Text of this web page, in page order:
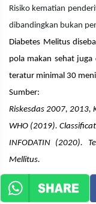
Risiko kematian
dibandingkan bukan
Diabetes Melitus
pola makan sehat
teratur minimal 30
Sumber:
Riskesdas 2007, 2013,
WHO (2019).
INFODATIN (2020).
Mellitus.